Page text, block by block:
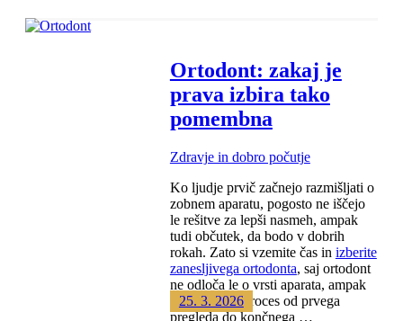
Ortodont: zakaj je
prava izbira tako
pomembna
Zdravje in dobro počutje
Ko ljudje prvič začnejo razmišljati o
zobnem aparatu, pogosto ne iščejo
le rešitve za lepši nasmeh, ampak
tudi občutek, da bodo v dobrih
rokah. Zato si vzemite čas in izberite
zanesljivega ortodonta, saj ortodont
ne odloča le o vrsti aparata, ampak
vodi celoten proces od prvega
pregleda do končnega …
25. 3. 2026